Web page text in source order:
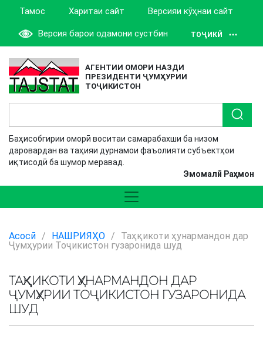
Тамос Харитаи сайт Версияи кӯҳнаи сайт
Версия барои одамони сустбин ТОҶИКӢ
АГЕНТИИ ОМОРИ НАЗДИ
ПРЕЗИДЕНТИ ҶУМҲУРИИ
ТОҶИКИСТОН
Баҳисобгирии оморӣ воситаи самарабахши ба низом
даровардан ва таҳияи дурнамои фаъолияти субъектҳои
иқтисодӣ ба шумор меравад.
Эмомалӣ Раҳмон
Асосӣ / НАШРИЯҲО /
Таҳқикоти ҳунармандон дар
Ҷумҳурии Тоҷикистон гузаронида шуд
ТАҲҚИКОТИ ҲУНАРМАНДОН ДАР
ҶУМҲУРИИ ТОҶИКИСТОН ГУЗАРОНИДА
ШУД